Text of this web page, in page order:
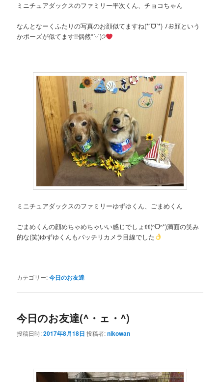
ミニチュアダックスのファミリー平次くん、チョコちゃん
なんとなーくふたりの写真のお顔似てますね(*ˊᗜˋ*) ﾉお顔という
かポーズが似てます!!偶然*ˊᵕˋ)੭
ミニチュアダックスのファミリーゆずゆくん、ごまめくん
ごまめくんの顔めちゃめちゃいい感じでしょꉂꉂ(ᵔᗜᵔ*)満面の笑み
的な(笑)ゆずゆくんもバッチリカメラ目線でした
カテゴリー:今日のお友達
今日のお友達(^・ェ・^)
投稿日時:2017年8月18日 投稿者:nikowan